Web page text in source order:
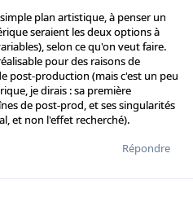
plan artistique, à penser un
seraient les deux options à
selon ce qu'on veut faire.
pour des raisons de
post-production (mais c'est un peu
je dirais : sa première
de post-prod, et ses singularités
et non l'effet recherché).
Répondre